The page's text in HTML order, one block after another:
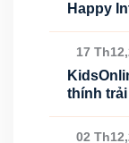
Happy
17
thính
02